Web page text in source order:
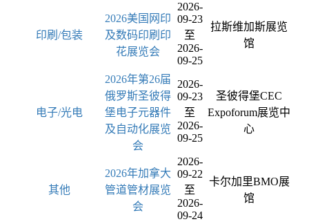
印刷/包装
2026美国网印
及数码印刷印
花展览会
2026-
09-23
至
2026-
09-25
拉斯维加斯展览
馆
电子/光电
2026年第26届
俄罗斯圣彼得
堡电子元器件
及自动化展览
会
2026-
09-23
至
2026-
09-25
圣彼得堡CEC
Expoforum展览中
心
其他
2026年加拿大
管道管材展览
会
2026-
09-22
至
2026-
09-24
卡尔加里BMO展
馆